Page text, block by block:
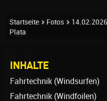
Startseite Fotos
Plata
INHALTE
Fahrtechnik (Windsurfen)
Fahrtechnik (Windfoilen)